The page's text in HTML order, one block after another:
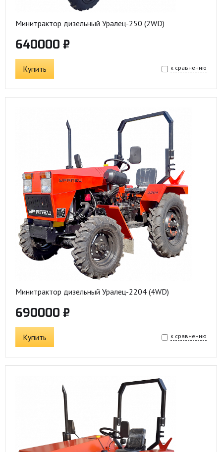
Минитрактор дизельный Уралец-250 (2WD)
640000 ₽
Купить к сравнению
Минитрактор дизельный Уралец-2204 (4WD)
690000 ₽
Купить к сравнению